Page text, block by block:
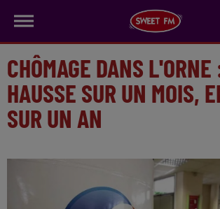
CHÔMAGE DANS
HAUSSE SUR UN MOIS,
SUR UN AN